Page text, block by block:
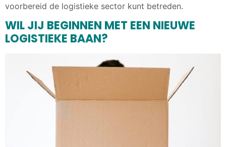
voorbereid de logistieke sector kunt betreden.
WIL JIJ BEGINNEN MET EEN NIEUWE
LOGISTIEKE BAAN?